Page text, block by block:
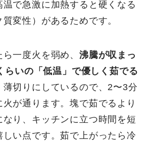
温で急激に加熱すると硬くなる
変性）があるためです。
ら一度火を弱め、沸騰が収まっ
いの「低温」で優しく茹でる
薄切りにしているので、2〜3分
火が通ります。塊で茹でるより
なり、キッチンに立つ時間を短
い点です。茹で上がったら冷